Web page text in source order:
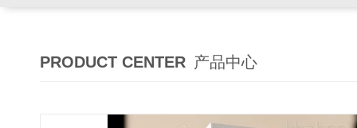
PRODUCT CENTER 产品中心